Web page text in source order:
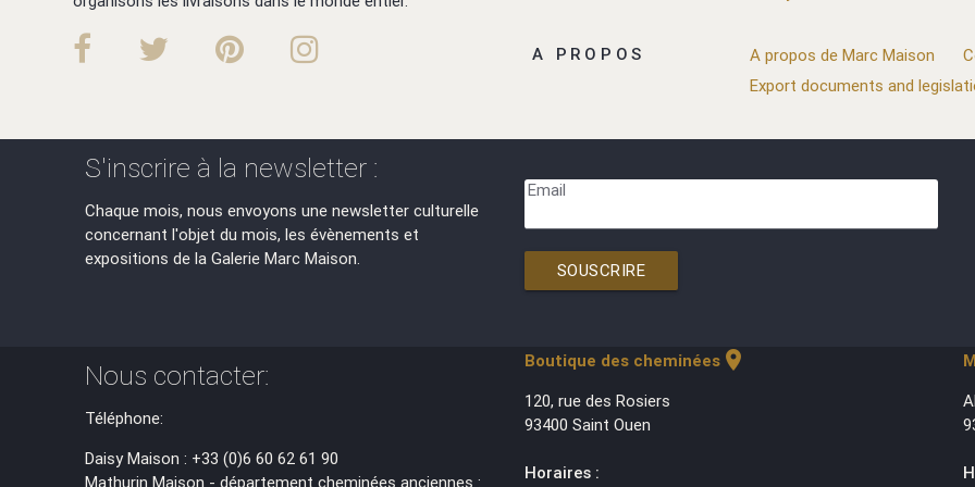
A PROPOS A propos de Marc Maison
Export documents and
S'inscrire à la newsletter :
Chaque mois, nous envoyons une newsletter culturelle
concernant l'objet du mois, les évènements et
expositions de la Galerie Marc Maison.
Email
SOUSCRIRE
Nous contacter:
Téléphone:
Daisy Maison : +33 (0)6 60 62 61 90
Mathurin Maison - département cheminées anciennes :
Boutique des cheminéeslocation_on
120, rue des Rosiers
93400 Saint Ouen
Horaires :